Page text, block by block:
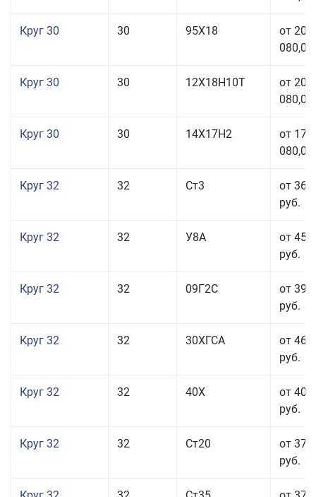
Круг 30 30 95Х18
от 208
080,00
Круг 30 30 12Х18Н10Т
от 208
080,00
Круг 30 30 14Х17Н2
от 177
080,00
Круг 32 32 Ст3
от 36
руб.
Круг 32 32 У8А
от 45
руб.
Круг 32 32 09Г2С
от 39
руб.
Круг 32 32 30ХГСА
от 46
руб.
Круг 32 32 40Х
от 40
руб.
Круг 32 32 Ст20
от 37
руб.